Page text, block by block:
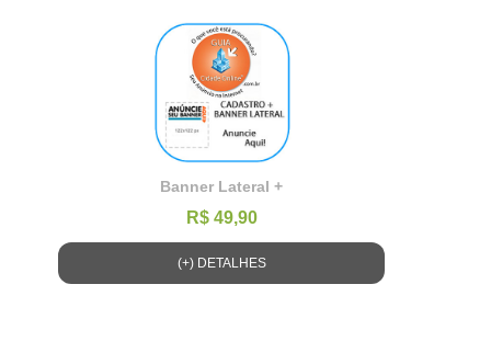
Banner Lateral +
R$ 49,90
(+) DETALHES